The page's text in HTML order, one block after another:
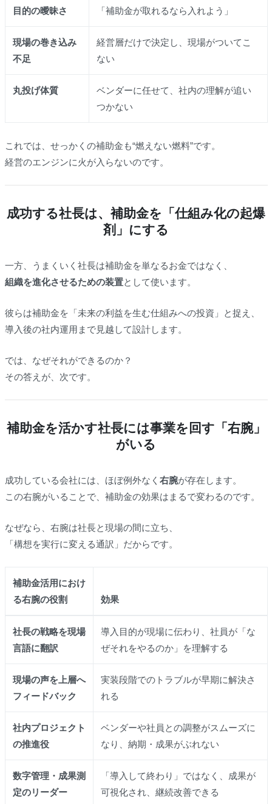
目的の曖昧さ 「補助金が取れるなら入れよう」
現場の巻き込み
不足
経営層だけで決定し、現場がついてこ
ない
丸投げ体質
ベンダーに任せて、社内の理解が追い
つかない
これでは、せっかくの補助金も“燃えない燃料”です。
経営のエンジンに火が入らないのです。
成功する社長は、補助金を「仕組み化の起爆
剤」にする
一方、うまくいく社長は補助金を単なるお金ではなく、
組織を進化させるための装置として使います。
彼らは補助金を「未来の利益を生む仕組みへの投資」と捉え、
導入後の社内運用まで見越して設計します。
では、なぜそれができるのか？
その答えが、次です。
補助金を活かす社長には事業を回す「右腕」
がいる
成功している会社には、ほぼ例外なく 右腕が存在します。
この右腕がいることで、補助金の効果はまるで変わるのです。
なぜなら、右腕は社長と現場の間に立ち、
「構想を実行に変える通訳」だからです。
補助金活用におけ
る右腕の役割
効果
社長の戦略を現場
言語に翻訳
導入目的が現場に伝わり、社員が「な
ぜそれをやるのか」を理解する
現場の声を上層へ
フィードバック
実装段階でのトラブルが早期に解決さ
れる
社内プロジェクト
の推進役
ベンダーや社員との調整がスムーズに
なり、納期・成果がぶれない
数字管理・成果測
定のリーダー
「導入して終わり」ではなく、成果が
可視化され、継続改善できる